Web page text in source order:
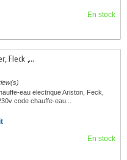
En stock
Fleck ,...
eau electrique Ariston, Feck,
code chauffe-eau...
En stock